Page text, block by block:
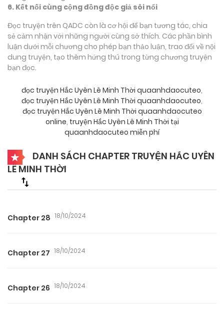
6. Kết nối cùng cộng đồng độc giả sôi nổi
Đọc truyện trên QADC còn là cơ hội để bạn tương tác, chia
sẻ cảm nhận với những người cùng sở thích. Các phần bình
luận dưới mỗi chương cho phép bạn thảo luận, trao đổi về nội
dung truyện, tạo thêm hứng thú trong từng chương truyện
bạn đọc.
đọc truyện Hắc Uyên Lê Minh Thời quaanhdaocuteo,
đọc truyện Hắc Uyên Lê Minh Thời quaanhdaocuteo,
đọc truyện Hắc Uyên Lê Minh Thời quaanhdaocuteo
online, truyện Hắc Uyên Lê Minh Thời tại
quaanhdaocuteo miễn phí
DANH SÁCH CHAPTER TRUYỆN HẮC UYÊN
LÊ MINH THỜI
Chapter 28 18/10/2024
Chapter 27 18/10/2024
Chapter 26 18/10/2024